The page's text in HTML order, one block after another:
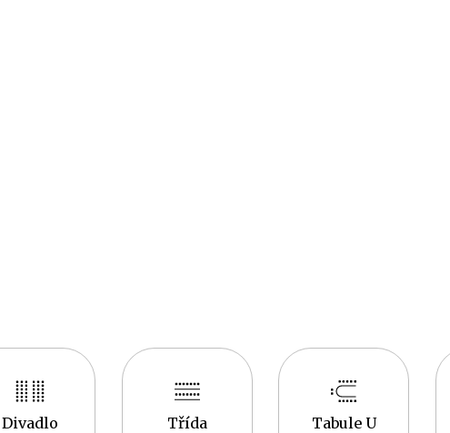
Divadlo
Třída
Tabule U